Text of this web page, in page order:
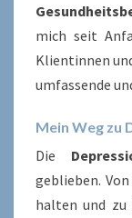
mich seit
Klientinnen
umfassende
Mein Weg zu
Die
geblieben.
halten und zu